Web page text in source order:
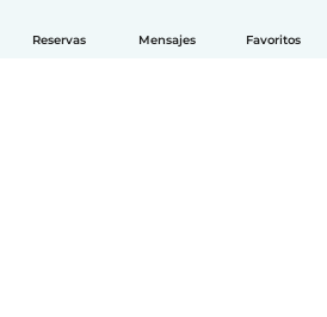
Reservas Mensajes Favoritos